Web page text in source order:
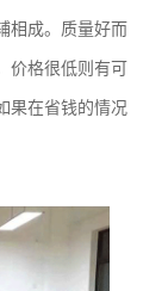
相成。质量好而
价格很低则有可
果在省钱的情况